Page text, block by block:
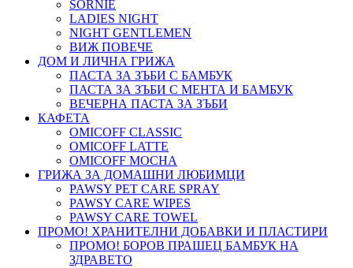
SORNIE
LADIES NIGHT
NIGHT GENTLEMEN
ВИЖ ПОВЕЧЕ
ДОМ И ЛИЧНА ГРИЖА
ПАСТА ЗА ЗЪБИ С БАМБУК
ПАСТА ЗА ЗЪБИ С МЕНТА И БАМБУК
ВЕЧЕРНА ПАСТА ЗА ЗЪБИ
КАФЕТА
OMICOFF CLASSIC
OMICOFF LATTE
OMICOFF MOCHA
ГРИЖА ЗА ДОМАШНИ ЛЮБИМЦИ
PAWSY PET CARE SPRAY
PAWSY CARE WIPES
PAWSY CARE TOWEL
ПРОМО! ХРАНИТЕЛНИ ДОБАВКИ И ПЛАСТИРИ
ПРОМО! БОРОВ ПРАШЕЦ БАМБУК НА
ЗДРАВЕТО